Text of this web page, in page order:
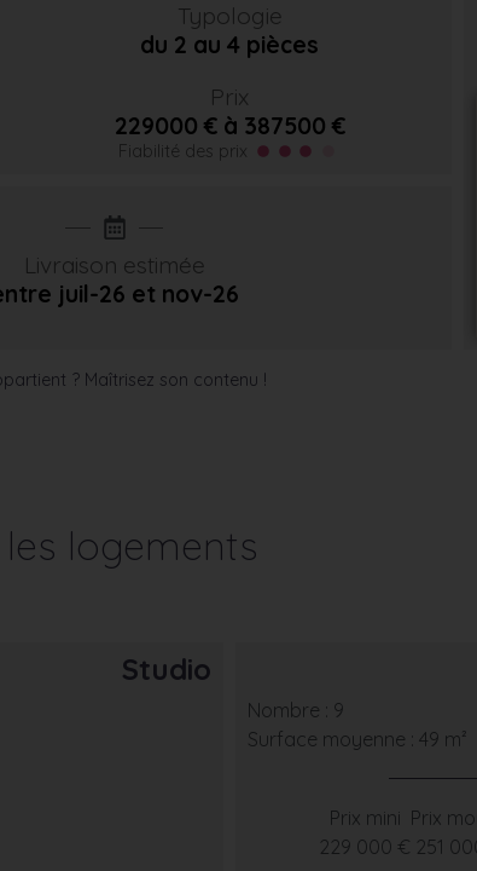
Typologie
du 2 au 4 pièces
Prix
229000 € à 387500 €
Fiabilité des prix
Livraison estimée
juil-26 et nov-26
? Maîtrisez son contenu !
logements
Studio
Nombre : 9
Surface moyenne : 49 m²
Prix mini
229 000 €
Prix
251